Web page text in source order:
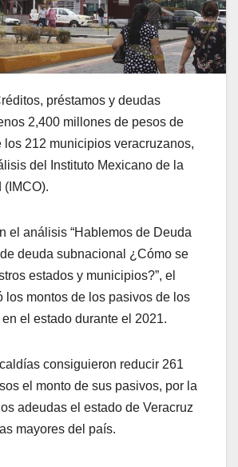
préstamos y deudas
2,400 millones de pesos de
los 212 municipios veracruzanos,
del Instituto Mexicano de la
(IMCO).
el análisis “Hablemos de Deuda
deuda subnacional ¿Cómo se
estados y municipios?”, el
los montos de los pasivos de los
el estado durante el 2021.
consiguieron reducir 261
el monto de sus pasivos, por la
adeudas el estado de Veracruz
mayores del país.